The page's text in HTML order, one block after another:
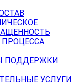
ПОДДЕРЖКИ
УСЛУГИ